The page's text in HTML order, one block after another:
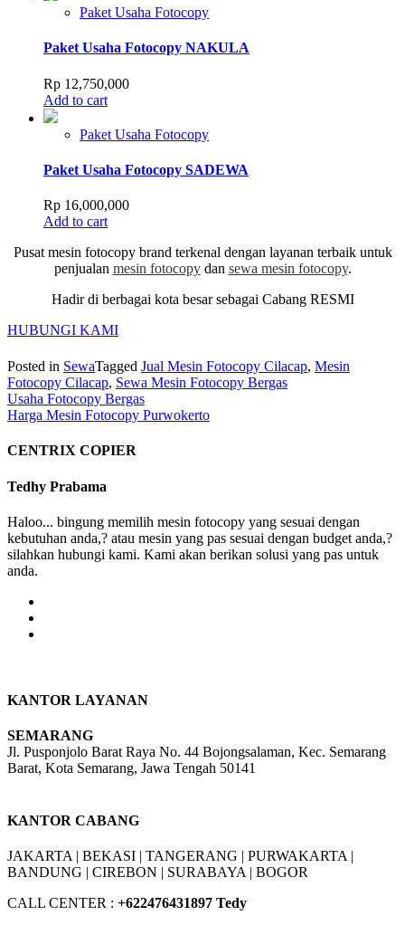
Paket Usaha Fotocopy
Paket Usaha Fotocopy NAKULA
Rp 12,750,000
Add to cart
Paket Usaha Fotocopy
Paket Usaha Fotocopy SADEWA
Rp 16,000,000
Add to cart
Pusat mesin fotocopy brand terkenal dengan layanan terbaik untuk
penjualan mesin fotocopy dan sewa mesin fotocopy.
Hadir di berbagai kota besar sebagai Cabang RESMI
HUBUNGI KAMI
Posted in SewaTagged Jual Mesin Fotocopy Cilacap, Mesin
Fotocopy Cilacap, Sewa Mesin Fotocopy Bergas
Post
navigation
Usaha Fotocopy Bergas
Harga Mesin Fotocopy Purwokerto
CENTRIX COPIER
Tedhy Prabama
Haloo... bingung memilih mesin fotocopy yang sesuai dengan
kebutuhan anda,? atau mesin yang pas sesuai dengan budget anda,?
silahkan hubungi kami. Kami akan berikan solusi yang pas untuk
anda.
KANTOR LAYANAN
SEMARANG
Jl. Pusponjolo Barat Raya No. 44 Bojongsalaman, Kec. Semarang
Barat, Kota Semarang, Jawa Tengah 50141
KANTOR CABANG
JAKARTA | BEKASI | TANGERANG | PURWAKARTA |
BANDUNG | CIREBON | SURABAYA | BOGOR
CALL CENTER : +622476431897 Tedy